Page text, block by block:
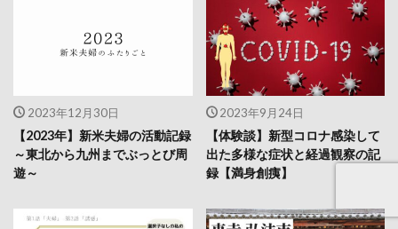
2023年12月30日
【2023年】新米夫婦の活動記録
～東北から九州までぶっとび周
遊～
2023年9月24日
【体験談】新型コロナ感染して
出た多様な症状と経過観察の記
録【満身創痍】